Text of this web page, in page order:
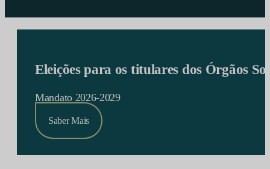
Eleições para os titulares dos Órgãos
Mandato 2026-2029
Saber Mais